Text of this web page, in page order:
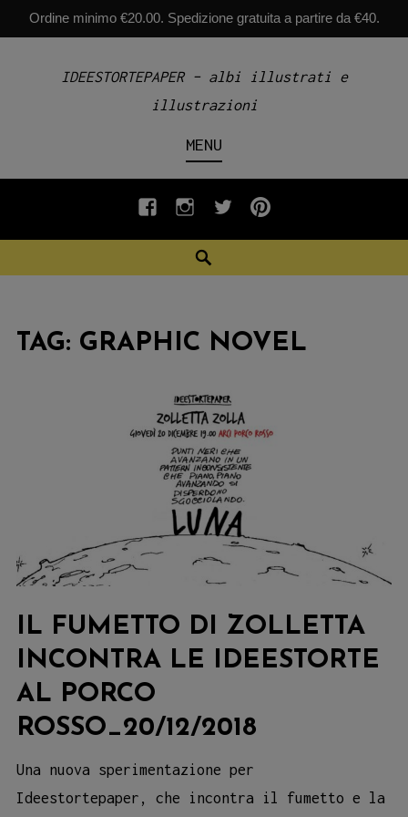
Ordine minimo €20.00. Spedizione gratuita a partire da €40.
IDEESTORTEPAPER – albi illustrati e
illustrazioni
MENU
fb INSTAGRAM
twiterpinterest
TAG: GRAPHIC NOVEL
IL FUMETTO DI ZOLLETTA
INCONTRA LE IDEESTORTE
AL PORCO
ROSSO_20/12/2018
Una nuova sperimentazione per
Ideestortepaper, che incontra il fumetto e la